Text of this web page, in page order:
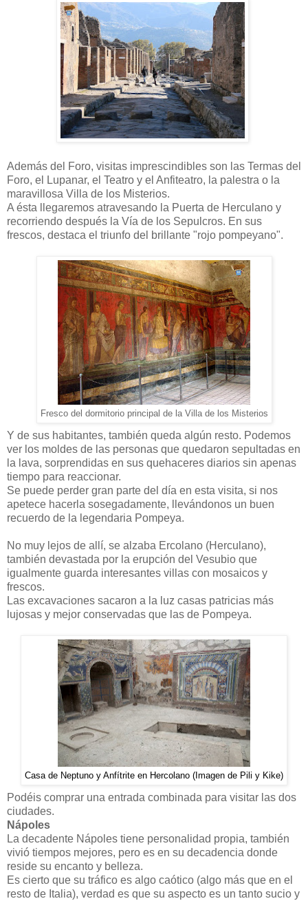
Además del Foro, visitas imprescindibles son las Termas del
Foro, el Lupanar, el Teatro y el Anfiteatro, la palestra o la
maravillosa Villa de los Misterios.
A ésta llegaremos atravesando la Puerta de Herculano y
recorriendo después la Vía de los Sepulcros. En sus
frescos, destaca el triunfo del brillante "rojo pompeyano".
Fresco del dormitorio principal de la Villa de los Misterios
Y de sus habitantes, también queda algún resto. Podemos
ver los moldes de las personas que quedaron sepultadas en
la lava, sorprendidas en sus quehaceres diarios sin apenas
tiempo para reaccionar.
Se puede perder gran parte del día en esta visita, si nos
apetece hacerla sosegadamente, llevándonos un buen
recuerdo de la legendaria Pompeya.
No muy lejos de allí, se alzaba Ercolano (Herculano),
también devastada por la erupción del Vesubio que
igualmente guarda interesantes villas con mosaicos y
frescos.
Las excavaciones sacaron a la luz casas patricias más
lujosas y mejor conservadas que las de Pompeya.
Casa de Neptuno y Anfítrite en Hercolano (Imagen de Pili y Kike)
Podéis comprar una entrada combinada para visitar las dos
ciudades.
Nápoles
La decadente Nápoles tiene personalidad propia, también
vivió tiempos mejores, pero es en su decadencia donde
reside su encanto y belleza.
Es cierto que su tráfico es algo caótico (algo más que en el
resto de Italia), verdad es que su aspecto es un tanto sucio y